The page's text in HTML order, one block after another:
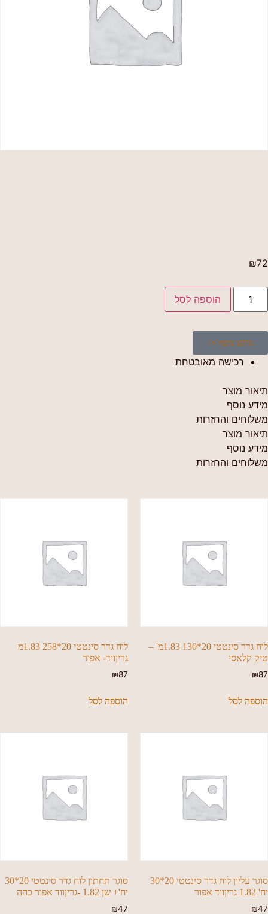
₪72
הוספה לסל
מידע נוסף >>
רכישה מאובטחת
תיאור מוצר
מידע נוסף
משלוחים והחזרות
תיאור מוצר
מידע נוסף
משלוחים והחזרות
לוח גדר סינטטי 20*130 1.83מ' –
טיק קלאסי
₪87
הוספה לסל
לוח גדר סינטטי 20*258 1.83מ
גריןווד- אפור
₪87
הוספה לסל
סוגר עליון לוח גדר סינטטי 20*30
יח' 1.82 גריןווד אפור
₪47
סוגר תחתון לוח גדר סינטטי 20*30
יח'+ שן 1.82 -גריןווד אפור כהה
₪47